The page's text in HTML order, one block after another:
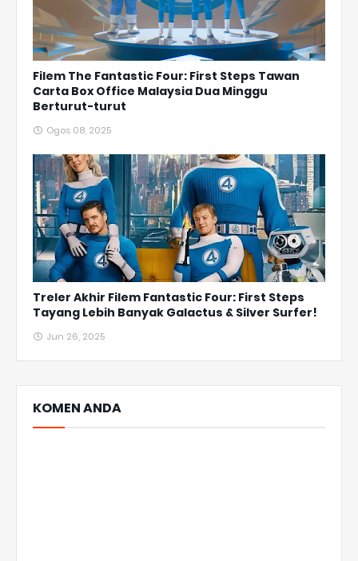
Filem The Fantastic Four: First Steps Tawan
Carta Box Office Malaysia Dua Minggu
Berturut-turut
Ogos 08, 2025
Treler Akhir Filem Fantastic Four: First Steps
Tayang Lebih Banyak Galactus & Silver Surfer!
Jun 26, 2025
KOMEN ANDA